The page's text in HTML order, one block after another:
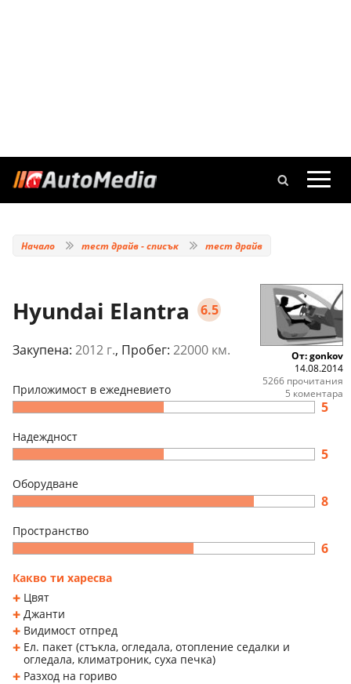
Начало тест драйв - списък тест драйв
Hyundai Elantra 6.5
Закупена: 2012 г., Пробег: 22000 км.
Приложимост в ежедневието
5
Надеждност
5
Оборудване
8
Пространство
6
Какво ти харесва
Цвят
Джанти
Видимост отпред
Ел. пакет (стъкла, огледала, отопление седалки и
огледала, климатроник, суха печка)
Разход на гориво
От: gonkov
14.08.2014
5266 прочитания
5 коментара